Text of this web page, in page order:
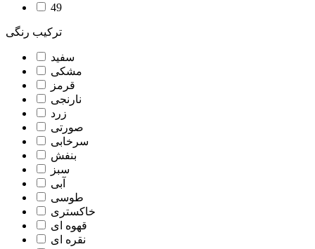
49
ترکیب رنگی
سفید
مشکی
قرمز
نارنجی
زرد
صورتی
سرخابی
بنفش
سبز
آبی
طوسی
خاکستری
قهوه ای
نقره ای